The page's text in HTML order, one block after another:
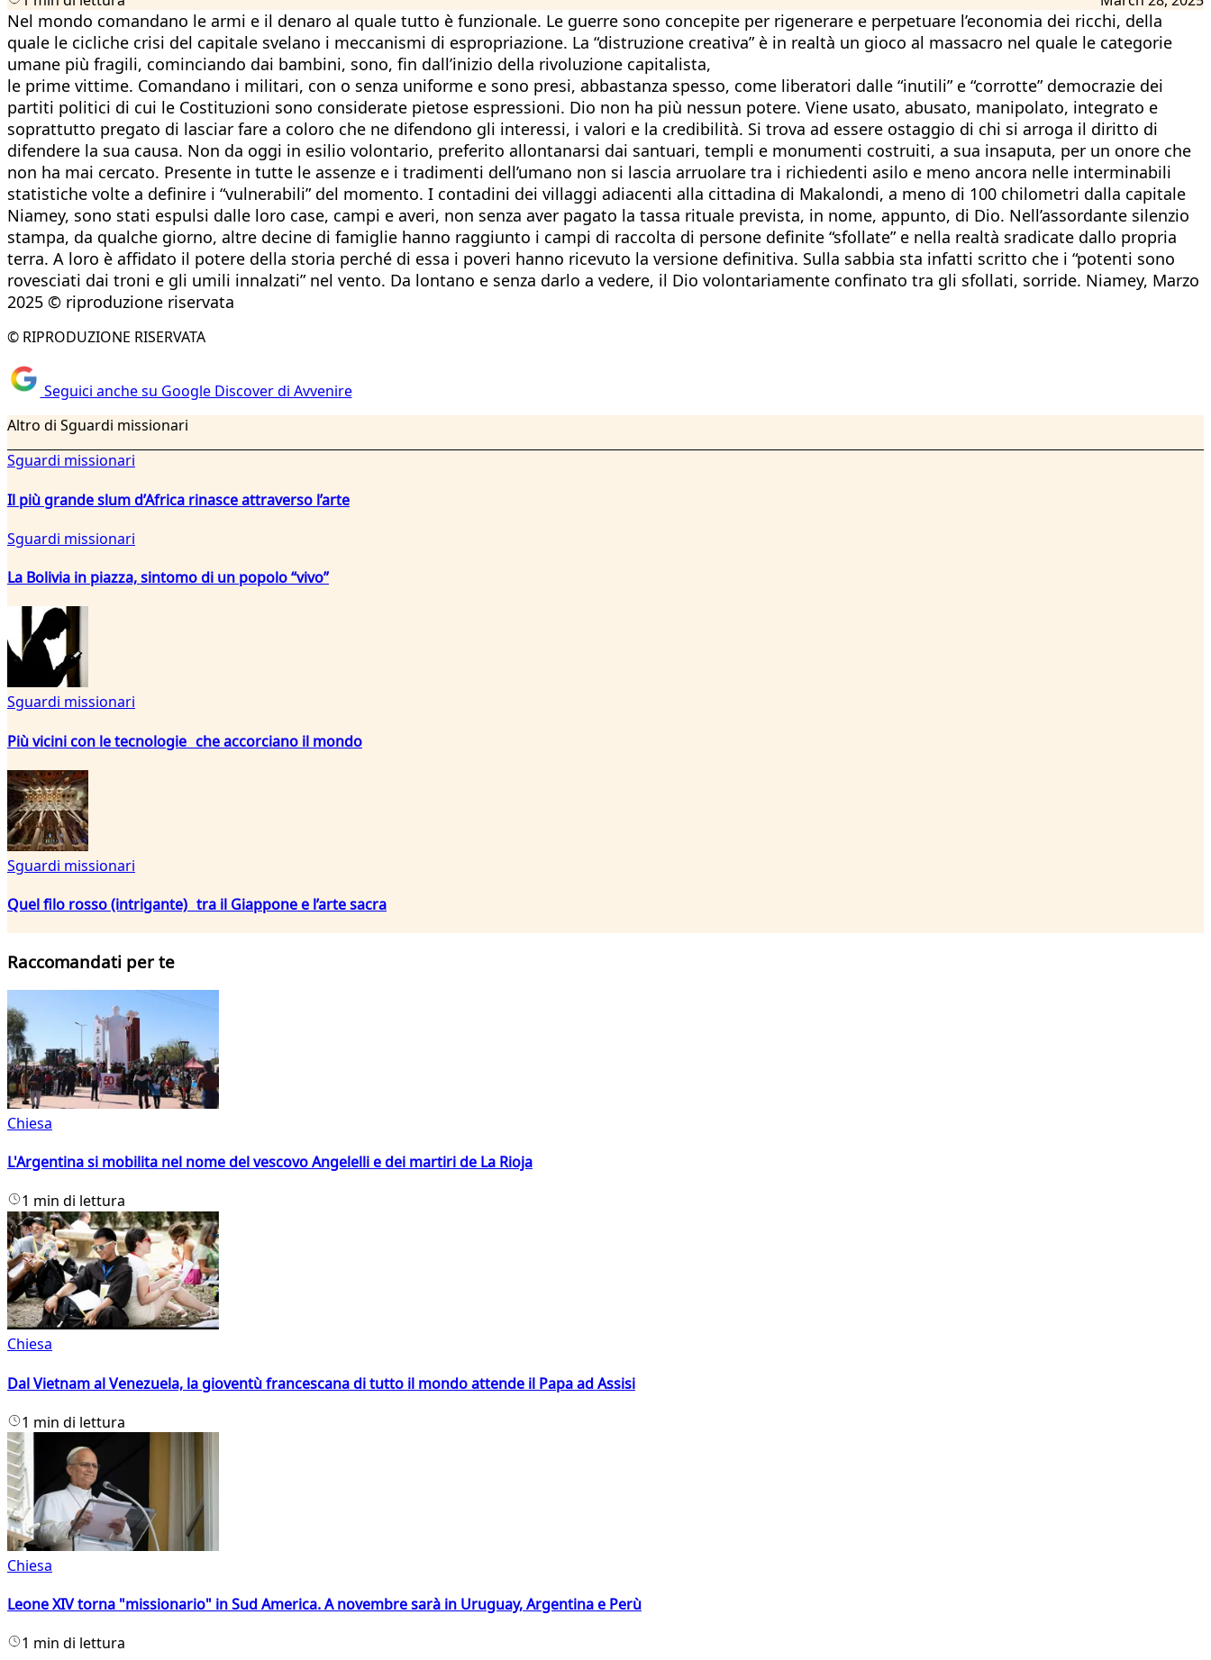
Nel mondo comandano le armi e il denaro al quale tutto è funzionale. Le guerre sono concepite per rigenerare e perpetuare l’economia dei ricchi, della
quale le cicliche crisi del capitale svelano i meccanismi di espropriazione. La “distruzione creativa” è in realtà un gioco al massacro nel quale le categorie
umane più fragili, cominciando dai bambini, sono, fin dall’inizio della rivoluzione capitalista,
le prime vittime. Comandano i militari, con o senza uniforme e sono presi, abbastanza spesso, come liberatori dalle “inutili” e “corrotte” democrazie dei
partiti politici di cui le Costituzioni sono considerate pietose espressioni. Dio non ha più nessun potere. Viene usato, abusato, manipolato, integrato e
soprattutto pregato di lasciar fare a coloro che ne difendono gli interessi, i valori e la credibilità. Si trova ad essere ostaggio di chi si arroga il diritto di
difendere la sua causa. Non da oggi in esilio volontario, preferito allontanarsi dai santuari, templi e monumenti costruiti, a sua insaputa, per un onore che
non ha mai cercato. Presente in tutte le assenze e i tradimenti dell’umano non si lascia arruolare tra i richiedenti asilo e meno ancora nelle interminabili
statistiche volte a definire i “vulnerabili” del momento. I contadini dei villaggi adiacenti alla cittadina di Makalondi, a meno di 100 chilometri dalla capitale
Niamey, sono stati espulsi dalle loro case, campi e averi, non senza aver pagato la tassa rituale prevista, in nome, appunto, di Dio. Nell’assordante silenzio
stampa, da qualche giorno, altre decine di famiglie hanno raggiunto i campi di raccolta di persone definite “sfollate” e nella realtà sradicate dallo propria
terra. A loro è affidato il potere della storia perché di essa i poveri hanno ricevuto la versione definitiva. Sulla sabbia sta infatti scritto che i “potenti sono
rovesciati dai troni e gli umili innalzati” nel vento. Da lontano e senza darlo a vedere, il Dio volontariamente confinato tra gli sfollati, sorride. Niamey, Marzo
2025 © riproduzione riservata
© RIPRODUZIONE RISERVATA
Seguici anche su Google Discover di Avvenire
Altro di Sguardi missionari
Sguardi missionari
Il più grande slum d’Africa rinasce attraverso l’arte
Sguardi missionari
La Bolivia in piazza, sintomo di un popolo “vivo”
Sguardi missionari
Più vicini con le tecnologie che accorciano il mondo
Sguardi missionari
Quel filo rosso (intrigante) tra il Giappone e l’arte sacra
Raccomandati per te
Chiesa
L'Argentina si mobilita nel nome del vescovo Angelelli e dei martiri de La Rioja
1 min di lettura
Chiesa
Dal Vietnam al Venezuela, la gioventù francescana di tutto il mondo attende il Papa ad Assisi
1 min di lettura
Chiesa
Leone XIV torna "missionario" in Sud America. A novembre sarà in Uruguay, Argentina e Perù
1 min di lettura